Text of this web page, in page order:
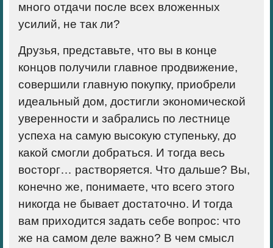
много отдачи после всех вложенных
усилий, не так ли?
Друзья, представьте, что вы в конце
концов получили главное продвижение,
совершили главную покупку, приобрели
идеальный дом, достигли экономической
уверенности и забрались по лестнице
успеха на самую высокую ступеньку, до
какой смогли добраться. И тогда весь
восторг… растворяется. Что дальше? Вы,
конечно же, понимаете, что всего этого
никогда не бывает достаточно. И тогда
вам приходится задать себе вопрос: что
же на самом деле важно? В чем смысл